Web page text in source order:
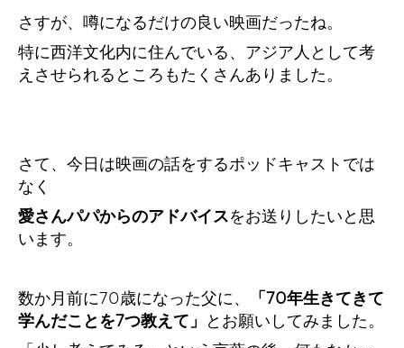
さすが、噂になるだけの良い映画だったね。
特に西洋文化内に住んでいる、アジア人として考
えさせられるところもたくさんありました。
さて、今日は映画の話をするポッドキャストでは
なく
愛さんパパからのアドバイスをお送りしたいと思
います。
数か月前に70歳になった父に、
「70年生きてきて
学んだことを7つ教えて」 とお願いしてみました。